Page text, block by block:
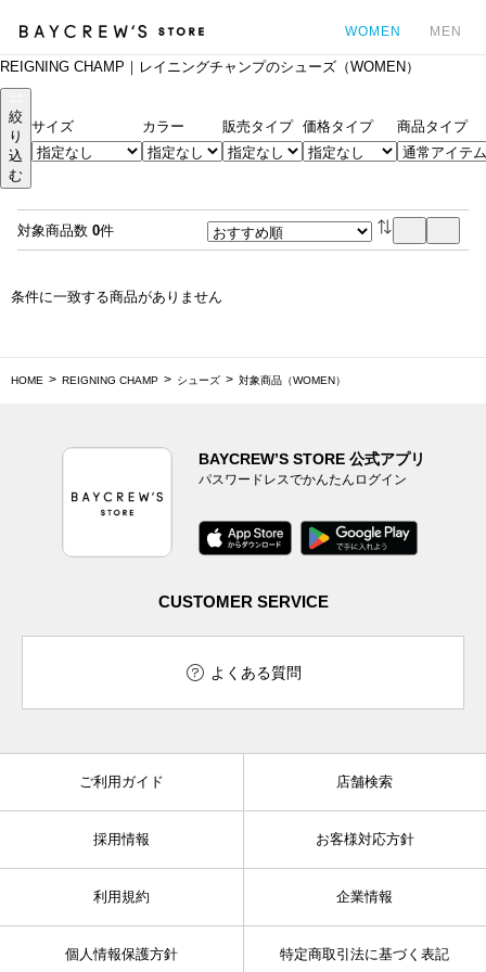
WOMEN MEN
REIGNING CHAMP｜レイニングチャンプのシューズ（WOMEN）
絞
り
込
む
サイズ カラー 販売タイプ 価格タイプ 商品タイプ
対象商品数 0件
条件に一致する商品がありません
HOME REIGNING CHAMP シューズ 対象商品（WOMEN）
BAYCREW’S STORE 公式アプリ
パスワードレスでかんたんログイン
CUSTOMER SERVICE
よくある質問
ご利用ガイド 店舗検索
採用情報 お客様対応方針
利用規約 企業情報
個人情報保護方針 特定商取引法に基づく表記